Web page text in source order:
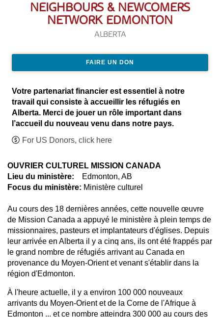
NEIGHBOURS & NEWCOMERS
NETWORK EDMONTON
ALBERTA
FAIRE UN DON
Votre partenariat financier est essentiel à notre
travail qui consiste à accueillir les réfugiés en
Alberta. Merci de jouer un rôle important dans
l’accueil du nouveau venu dans notre pays.
For US Donors, click here
OUVRIER CULTUREL MISSION CANADA
Lieu du ministère: Edmonton, AB
Focus du ministère: Ministère culturel
Au cours des 18 dernières années, cette nouvelle œuvre
de Mission Canada a appuyé le ministère à plein temps de
missionnaires, pasteurs et implantateurs d'églises. Depuis
leur arrivée en Alberta il y a cinq ans, ils ont été frappés par
le grand nombre de réfugiés arrivant au Canada en
provenance du Moyen-Orient et venant s'établir dans la
région d'Edmonton.
À l'heure actuelle, il y a environ 100 000 nouveaux
arrivants du Moyen-Orient et de la Corne de l'Afrique à
Edmonton ... et ce nombre atteindra 300 000 au cours des